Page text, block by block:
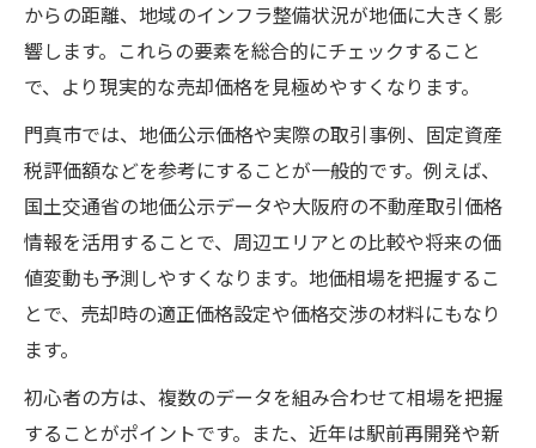
からの距離、地域のインフラ整備状況が地価に大きく影
響します。これらの要素を総合的にチェックすること
で、より現実的な売却価格を見極めやすくなります。
門真市では、地価公示価格や実際の取引事例、固定資産
税評価額などを参考にすることが一般的です。例えば、
国土交通省の地価公示データや大阪府の不動産取引価格
情報を活用することで、周辺エリアとの比較や将来の価
値変動も予測しやすくなります。地価相場を把握するこ
とで、売却時の適正価格設定や価格交渉の材料にもなり
ます。
初心者の方は、複数のデータを組み合わせて相場を把握
することがポイントです。また、近年は駅前再開発や新